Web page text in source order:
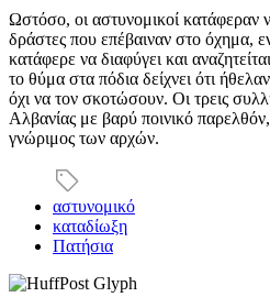
Ωστόσο, οι αστυνομικοί κατάφεραν
δράστες που επέβαιναν στο όχημα,
κατάφερε να διαφύγει και
το θύμα στα πόδια δείχνει ότι
όχι να τον σκοτώσουν. Οι τρεις
Αλβανίας με βαρύ ποινικό
γνώριμος των αρχών.
αστυνομικό
καταδίωξη
Πατήσια